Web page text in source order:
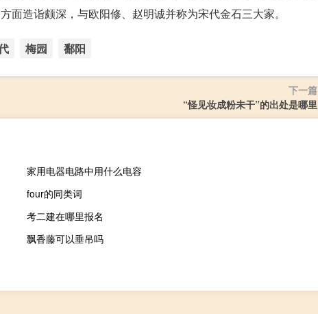
面造诣颇深，与欧阳修、赵明诚并称为宋代金石三大家。
梅园 鄱阳
下一篇
“怪见妆成粉未干”的出处是哪里
家用电器电路中用什么电容
four的同类词
考二建在哪里报名
飘香藤可以垂吊吗